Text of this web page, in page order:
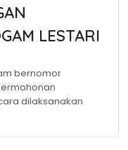
LESTARI
bernomor
dilaksanakan